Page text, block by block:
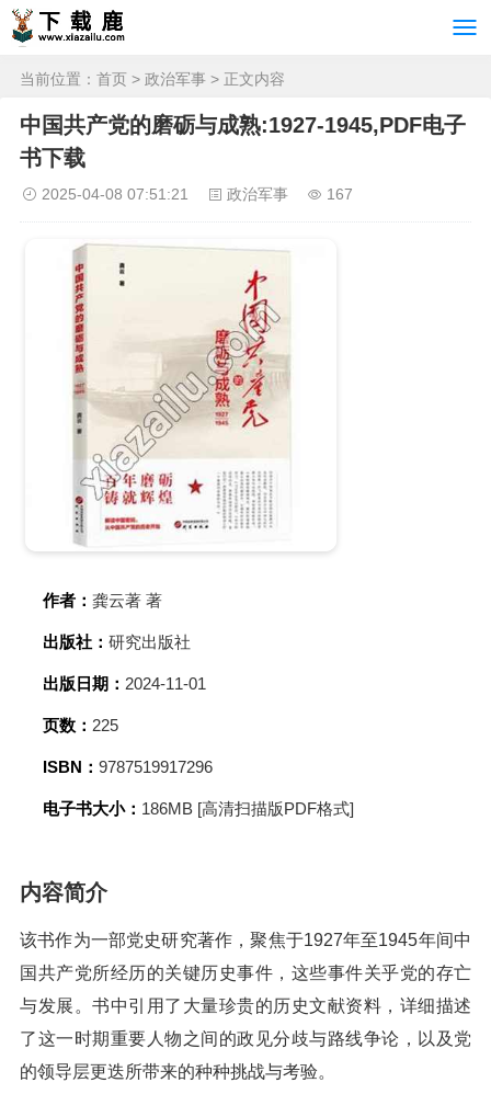
当前位置： 首页 > 政治军事 > 正文内容
中国共产党的磨砺与成熟:1927-1945,PDF电子
书下载
2025-04-08 07:51:21 政治军事 167
作者： 龚云著 著
出版社： 研究出版社
出版日期： 2024-11-01
页数： 225
ISBN： 9787519917296
电子书大小： 186MB [高清扫描版PDF格式]
内容简介
该书作为一部党史研究著作，聚焦于1927年至1945年间中
国共产党所经历的关键历史事件，这些事件关乎党的存亡
与发展。书中引用了大量珍贵的历史文献资料，详细描述
了这一时期重要人物之间的政见分歧与路线争论，以及党
的领导层更迭所带来的种种挑战与考验。